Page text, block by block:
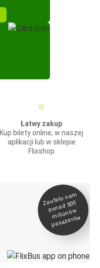
Łatwy zakup
Kup bilety online, w naszej
aplikacji lub w sklepie
Flixshop
Zaufało na
m
ponad 500
milionó
w
pasażeró
w